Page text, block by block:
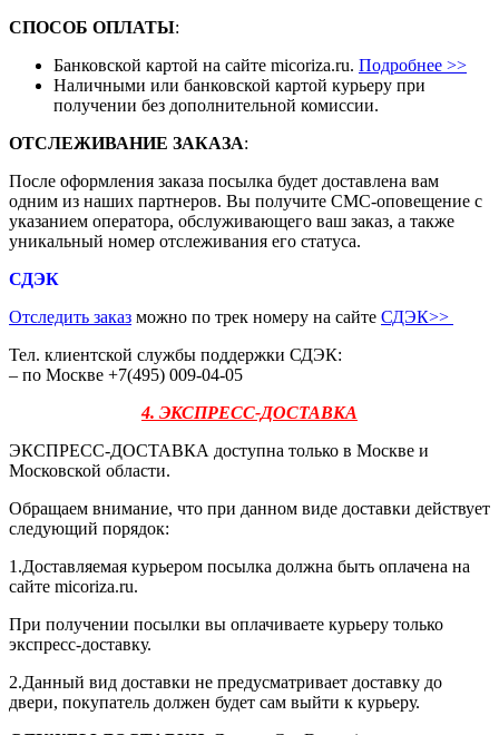
СПОСОБ ОПЛАТЫ:
Банковской картой на сайте micoriza.ru. Подробнее >>
Наличными или банковской картой курьеру при
получении без дополнительной комиссии.
ОТСЛЕЖИВАНИЕ ЗАКАЗА:
После оформления заказа посылка будет доставлена вам
одним из наших партнеров. Вы получите СМС-оповещение с
указанием оператора, обслуживающего ваш заказ, а также
уникальный номер отслеживания его статуса.
СДЭК
Отследить заказ можно по трек номеру на сайте СДЭК>>
Тел. клиентской службы поддержки СДЭК:
– по Москве +7(495) 009-04-05
4. ЭКСПРЕСС-ДОСТАВКА
ЭКСПРЕСС-ДОСТАВКА доступна только в Москве и
Московской области.
Обращаем внимание, что при данном виде доставки действует
следующий порядок:
1.Доставляемая курьером посылка должна быть оплачена на
сайте micoriza.ru.
При получении посылки вы оплачиваете курьеру только
экспресс-доставку.
2.Данный вид доставки не предусматривает доставку до
двери, покупатель должен будет сам выйти к курьеру.